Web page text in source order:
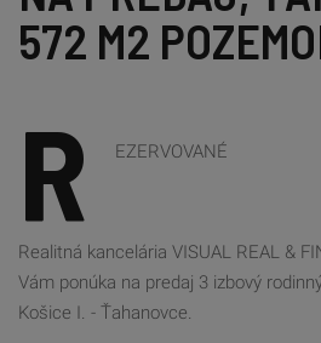
572 M2
R EZERVOVANÉ
Realitná kancelária VISUAL REAL &
Vám ponúka na predaj 3 izbový
Košice I. - Ťahanovce.